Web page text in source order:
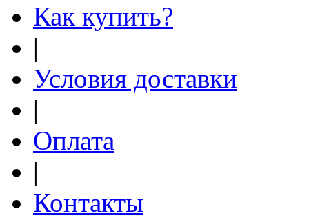
Как купить?
|
Условия доставки
|
Оплата
|
Контакты